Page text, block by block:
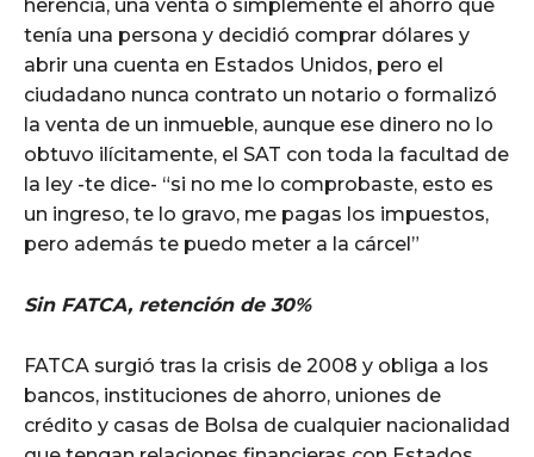
herencia, una venta o simplemente el ahorro que
tenía una persona y decidió comprar dólares y
abrir una cuenta en Estados Unidos, pero el
ciudadano nunca contrato un notario o formalizó
la venta de un inmueble, aunque ese dinero no lo
obtuvo ilícitamente, el SAT con toda la facultad de
la ley -te dice- “si no me lo comprobaste, esto es
un ingreso, te lo gravo, me pagas los impuestos,
pero además te puedo meter a la cárcel”
Sin FATCA, retención de 30%
FATCA surgió tras la crisis de 2008 y obliga a los
bancos, instituciones de ahorro, uniones de
crédito y casas de Bolsa de cualquier nacionalidad